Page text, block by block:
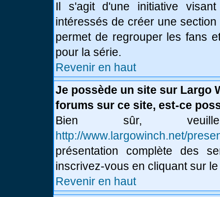
Il s'agit d'une initiative
intéressés de créer une
permet de regrouper les fans
pour la série.
Revenir en haut
Je possède un site sur Largo
forums sur ce site, est-ce
Bien sûr,
http://www.largowinch.net/
présentation complète des
inscrivez-vous en cliquant sur
Revenir en haut